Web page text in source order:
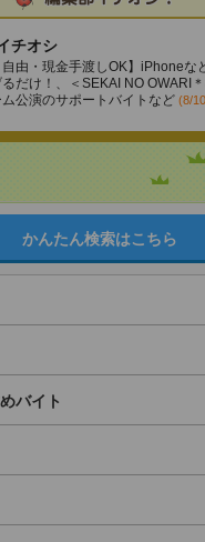
チオシ
自由・現金手渡しOK】iPhoneな
だけ！、＜SEKAI NO OWARI
ム公演のサポートバイトなど (8/
かんたん検索はこちら
バイト